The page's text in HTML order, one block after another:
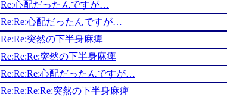
Re:心配だったんですが…
Re:Re:心配だったんですが…
Re:Re:突然の下半身麻痺
Re:Re:Re:突然の下半身麻痺
Re:Re:Re:心配だったんですが…
Re:Re:Re:Re:突然の下半身麻痺